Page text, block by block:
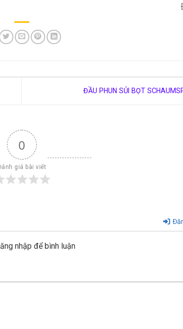
ĐẦU PHUN SỦI BỌT
0
giá bài viết
nhập để bình luận